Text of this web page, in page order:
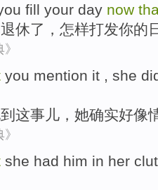
fill your day now
退休了 ， 怎样打发你的
you mention it , she
这事儿， 她确实好像
she had him in her